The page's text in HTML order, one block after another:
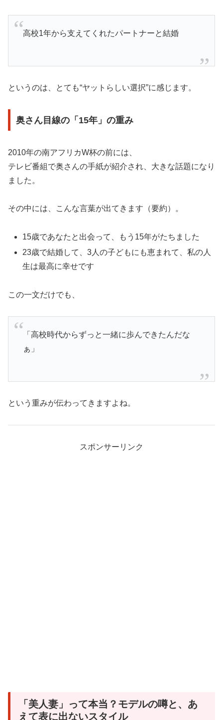
高校1年から支えてくれたパートナーと結婚
というのは、とても“ヤットらしい選択”に感じます。
奥さん目線の「15年」の重み
2010年の南アフリカW杯の前には、
テレビ番組で奥さんの手紙が紹介され、大きな話題になり
ました。
その中には、こんな言葉が出てきます（要約）。
15歳であなたと出会って、もう15年がたちました
23歳で結婚して、3人の子どもにも恵まれて、私の人
生は最高に幸せです
この一文だけでも、
「高校時代からずっと一緒に歩んできたんだな
ぁ」
という重みが伝わってきますよね。
スポンサーリンク
「美人妻」って本当？モデルの噂と、あ
えて表に出ないスタイル